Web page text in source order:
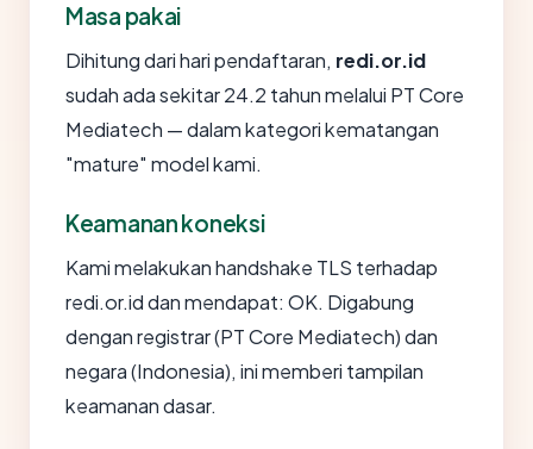
Masa pakai
Dihitung dari hari pendaftaran, redi.or.id
sudah ada sekitar 24.2 tahun melalui PT Core
Mediatech — dalam kategori kematangan
"mature" model kami.
Keamanan koneksi
Kami melakukan handshake TLS terhadap
redi.or.id dan mendapat: OK. Digabung
dengan registrar (PT Core Mediatech) dan
negara (Indonesia), ini memberi tampilan
keamanan dasar.